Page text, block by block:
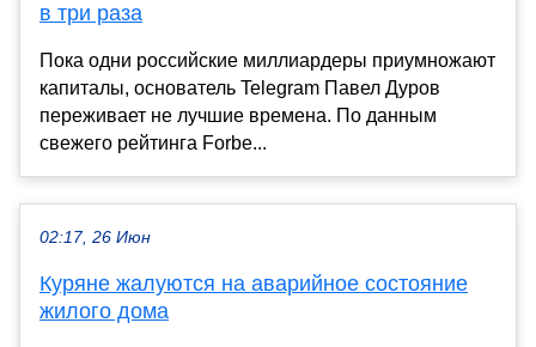
в три раза
Пока одни российские миллиардеры приумножают
капиталы, основатель Telegram Павел Дуров
переживает не лучшие времена. По данным
свежего рейтинга Forbe...
02:17, 26 Июн
Куряне жалуются на аварийное состояние
жилого дома